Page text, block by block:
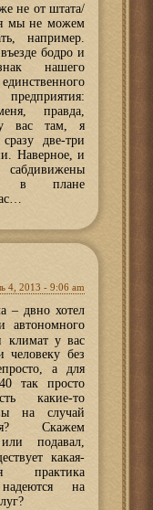
не от штата/
мы не можем
например.
бодро и
нашего
предприятия:
правда,
там, я
две-три
Наверное, и
и в плане
4, 2013 - 9:06 am
– двно хотел
автономного
климат у вас
без
а для
так просто
какие-то
на случай
Скажем
подавал,
какая-
практика
на